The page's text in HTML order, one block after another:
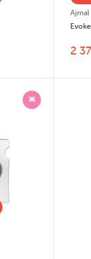
Ajmal
2
Ж